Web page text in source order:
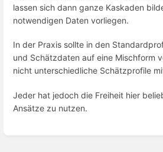
lassen sich dann ganze Kaskaden
notwendigen Daten vorliegen.
In der Praxis sollte in den
und Schätzdaten auf eine Mischform
nicht unterschiedliche Schätzprofile
Jeder hat jedoch die Freiheit hier
Ansätze zu nutzen.